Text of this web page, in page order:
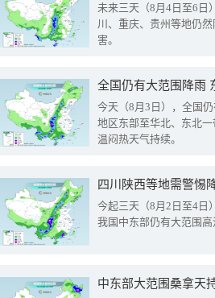
未来三天（8月4日至6日
川、重庆、贵州等地仍
害。
全国仍有大范围降雨
今天（8月3日），全国
地区东部至华北、东北
温闷热天气持续。
今起三天（8月2日至4日
我国中东部仍有大范围高
中东部大范围桑拿天